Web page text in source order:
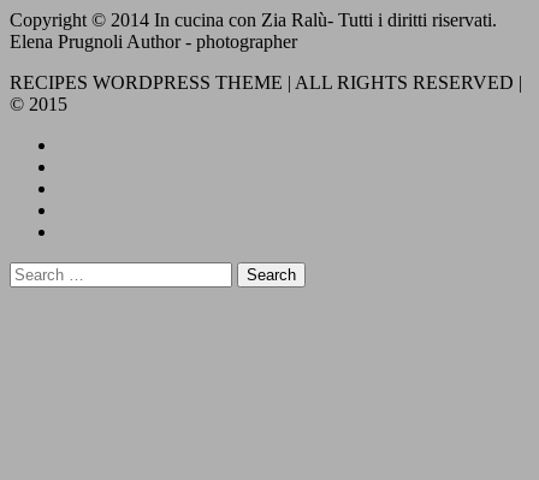
Copyright © 2014 In cucina con Zia Ralù- Tutti i diritti riservati.
Elena Prugnoli Author - photographer
RECIPES WORDPRESS THEME | ALL RIGHTS RESERVED |
© 2015